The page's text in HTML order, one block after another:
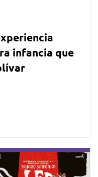
infancia que